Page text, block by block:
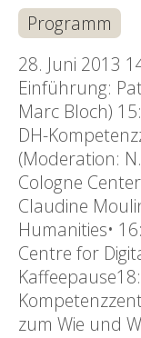
Programm
28. Juni 2013
Einführung:
Marc Bloch)
DH-
(Moderation:
Cologne
Claudine
Humanities•
Centre for
zum Wie und